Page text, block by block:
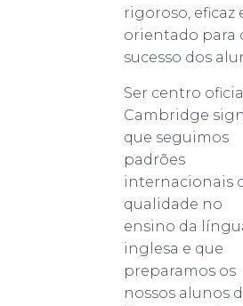
rigoroso, eficaz
orientado para
sucesso dos
Ser centro oficial
Cambridge
que seguimos
padrões
internacionais
qualidade no
ensino da
inglesa e que
preparamos os
nossos alunos